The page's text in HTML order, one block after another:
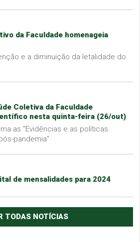
da Faculdade homenageia
e a diminuição da letalidade do
Coletiva da Faculdade
nesta quinta-feira (26/out)
as "Evidências e as políticas
pandemia"
de mensalidades para 2024
TODAS NOTÍCIAS